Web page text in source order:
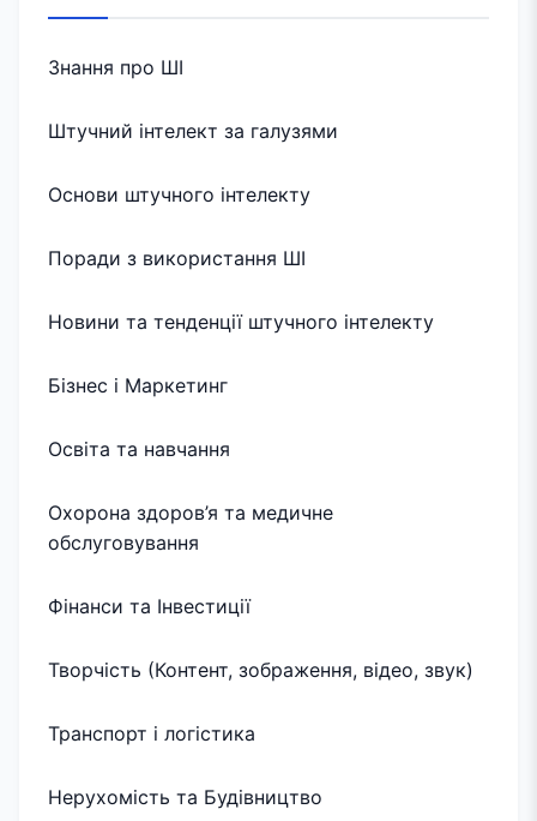
Знання про ШІ
Штучний інтелект за галузями
Основи штучного інтелекту
Поради з використання ШІ
Новини та тенденції штучного інтелекту
Бізнес і Маркетинг
Освіта та навчання
Охорона здоров’я та медичне
обслуговування
Фінанси та Інвестиції
Творчість (Контент, зображення, відео, звук)
Транспорт і логістика
Нерухомість та Будівництво